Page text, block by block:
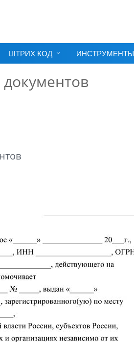
ШТРИХ КОД ИНСТРУМЕНТЫ